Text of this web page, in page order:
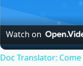
Watch on
Doc Translator: